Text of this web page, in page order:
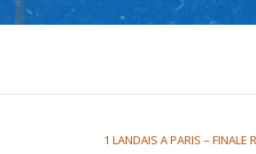
1 LANDAIS A PARIS – FINALE